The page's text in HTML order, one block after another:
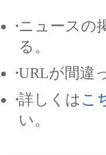
ニュースの
る。
URLが間違
詳しくは こ
い。